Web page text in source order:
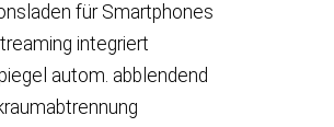
für Smartphones
integriert
autom. abblendend